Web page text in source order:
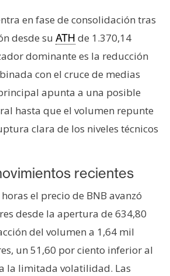
en fase de consolidación tras
desde su ATH de 1.370,14
dominante es la reducción
con el cruce de medias
apunta a una posible
hasta que el volumen repunte
clara de los niveles técnicos
recientes
el precio de BNB avanzó
desde la apertura de 634,80
del volumen a 1,64 mil
un 51,60 por ciento inferior al
la limitada volatilidad. Las